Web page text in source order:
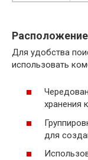
Для удобства
использовать
хранения
для